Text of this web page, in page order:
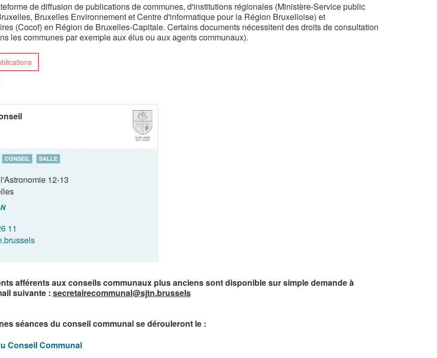
de diffusion de publications de communes, d'institutions régionales (Ministère-Service public
Bruxelles Environnement et Centre d'informatique pour la Région Bruxelloise) et
(Cocof) en Région de Bruxelles-Capitale. Certains documents nécessitent des droits de consultation
les communes par exemple aux élus ou aux agents communaux).
CONSEIL SALLE
12-13
11
afférents aux conseils communaux plus anciens sont disponible sur simple demande à
suivante : secretairecommunal@sjtn.brussels
séances du conseil communal se dérouleront le :
Conseil Communal